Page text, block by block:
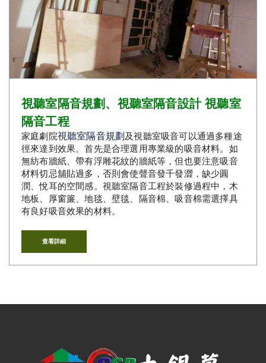
視聽室隔音規劃、視聽室隔音設計 視聽室
隔音工程
家庭劇院視聽室隔音規劃及視聽室吸音可以通過多種途
徑來達到效果。首先是合理選用專業級的吸音材料。如
無紡布牆紙、帶有浮雕花紋的牆紙等，但也要注意吸音
材料切忌舖貼過多，否則會使聲音發千發澀，缺少圓
潤、悅耳的空間感。視聽室隔音工程於裝修過程中，木
地板、厚窗簾、地毯、壁毯、隔音棉、吸音棉需選擇具
有良好吸音效果的材料。
查看詳細